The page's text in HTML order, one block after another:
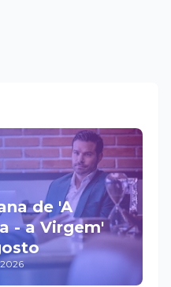
de 'A
- a Virgem'